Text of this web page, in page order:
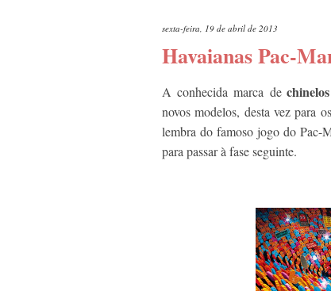
sexta-feira, 19 de abril de 2013
Havaianas Pac-
A conhecida marca dechinelos
novos modelos, desta vez para
lembra do famoso jogo do Pac-
para passar à fase seguinte.